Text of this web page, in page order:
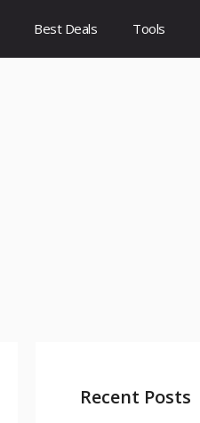
Best Deals Tools
Recent Posts